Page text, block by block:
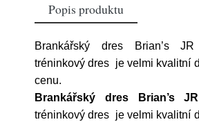
Popis produktu
Brankářský dres Brian’s
tréninkový dres je velmi kvalitní
cenu.
Brankářský dres Brian’s JR
tréninkový dres je velmi kvalitní